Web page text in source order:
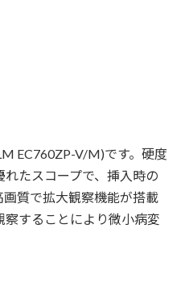
EC760ZP-V/M)です。硬度
たスコープで、挿入時の
質で拡大観察機能が搭載
することにより微小病変